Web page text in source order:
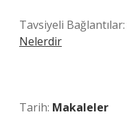
Tavsiyeli Bağlantılar:
Nelerdir
Tarih: Makaleler